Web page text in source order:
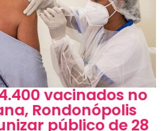
vacinados no
Rondonópolis
público de 28